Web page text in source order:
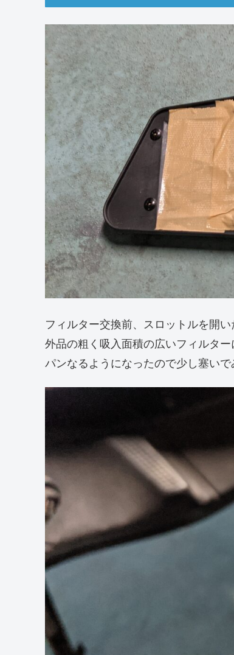
フィルター交換前、スロットルを開
外品の粗く吸入面積の広いフィルタ
パンなるようになったので少し塞いで